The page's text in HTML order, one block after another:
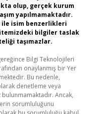
olup, gerçek kurum
yapılmamaktadır.
ile isim benzerlikleri
bilgiler taslak
taşımazlar.
Bilgi Teknolojileri
onaylanmış bir Yer
Bu nedenle,
denetleme veya
Ancak,
sorumluluğunu